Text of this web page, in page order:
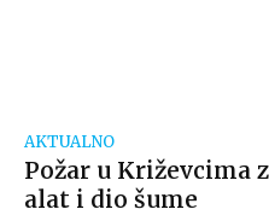
AKTUALNO
Požar u Križevcima
alat i dio šume